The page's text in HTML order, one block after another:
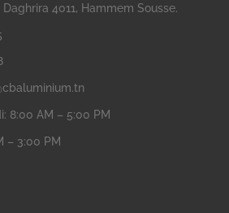
4011, Hammem Sousse.
8:00 AM – 5:00 PM
– 3:00 PM